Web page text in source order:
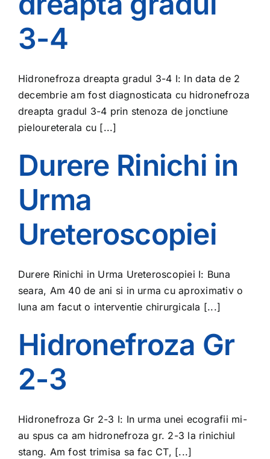
3-4
Hidronefroza dreapta gradul 3-4 I: In data de 2
decembrie am fost diagnosticata cu hidronefroza
dreapta gradul 3-4 prin stenoza de jonctiune
pieloureterala cu [...]
Durere Rinichi in
Urma
Ureteroscopiei
Durere Rinichi in Urma Ureteroscopiei I: Buna
seara, Am 40 de ani si in urma cu aproximativ o
luna am facut o interventie chirurgicala [...]
Hidronefroza Gr
2-3
Hidronefroza Gr 2-3 I: In urma unei ecografii mi-
au spus ca am hidronefroza gr. 2-3 la rinichiul
stang. Am fost trimisa sa fac CT, [...]